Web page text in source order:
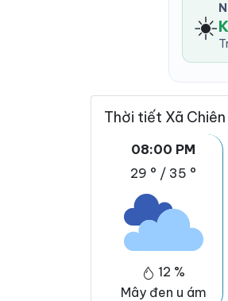
☀️
Thời tiết Xã
08:00 PM
29 ° / 35 °
12 %
Mây đen u ám